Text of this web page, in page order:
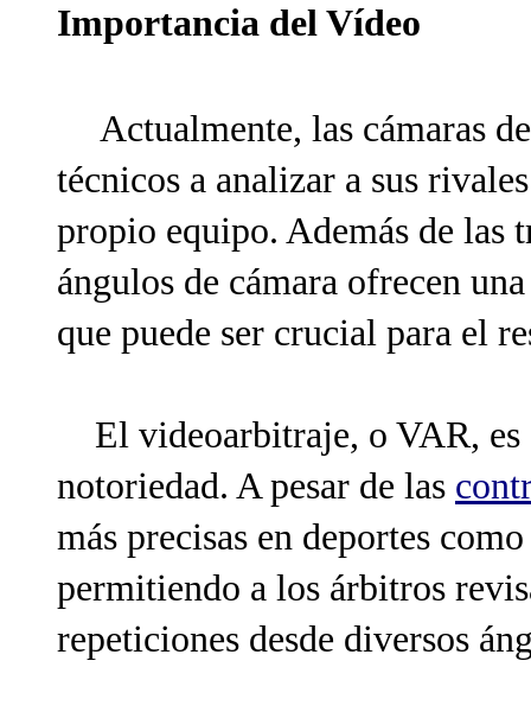
Importancia del Vídeo
Actualmente, las cámaras
técnicos a analizar a sus
propio equipo. Además de las
ángulos de cámara ofrecen
que puede ser crucial para el
El videoarbitraje, o VAR, es
notoriedad. A pesar de las
más precisas en deportes
permitiendo a los árbitros
repeticiones desde diversos